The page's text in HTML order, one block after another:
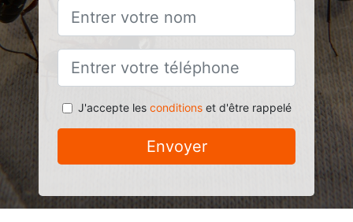
J'accepte les conditionset d'être rappelé
Envoyer